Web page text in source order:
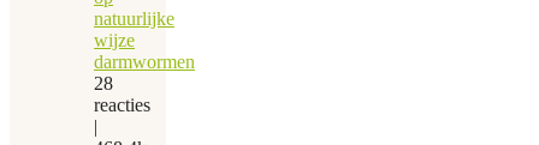
natuurlijke
wijze
darmwormen
28
reacties
|